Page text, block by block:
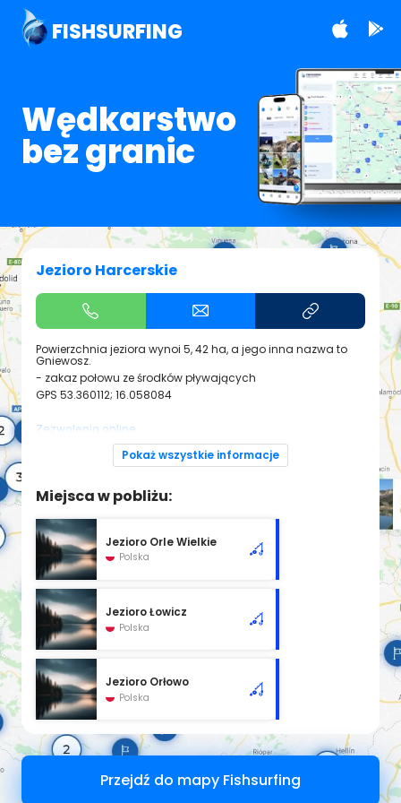
FISHSURFING
Wędkarstwo
bez granic
Jezioro Harcerskie
Powierzchnia jeziora wynoi 5, 42 ha, a jego inna nazwa to
Gniewosz.
- zakaz połowu ze środków pływających
GPS 53.360112; 16.058084
Zezwolenia online
Regulamin okręgu Nadnoteckiego PZW w Pile
Pokaż wszystkie informacje
Miejsca w pobliżu:
Jezioro Orle Wielkie
Polska
Jezioro Łowicz
Polska
Jezioro Orłowo
Polska
Przejdź do mapy Fishsurfing